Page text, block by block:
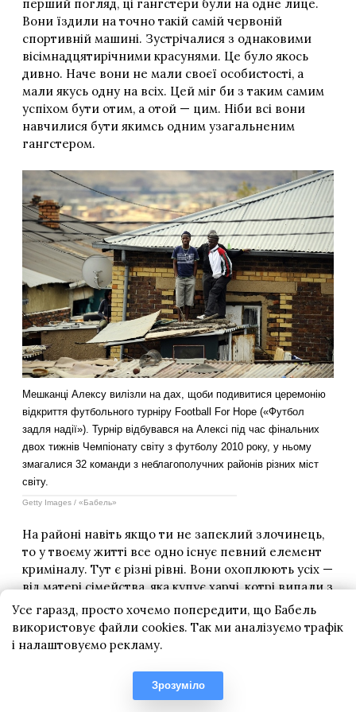
Усе гаразд, просто хочемо попередити, що Бабель
використовує файли cookies. Так ми аналізуємо трафік
і налаштовуємо рекламу.
Зрозуміло